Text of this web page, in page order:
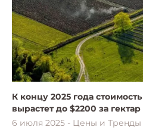
К концу 2025 года
вырастет до $2200 за гектар
6 июля 2025 - Цены и Тренды